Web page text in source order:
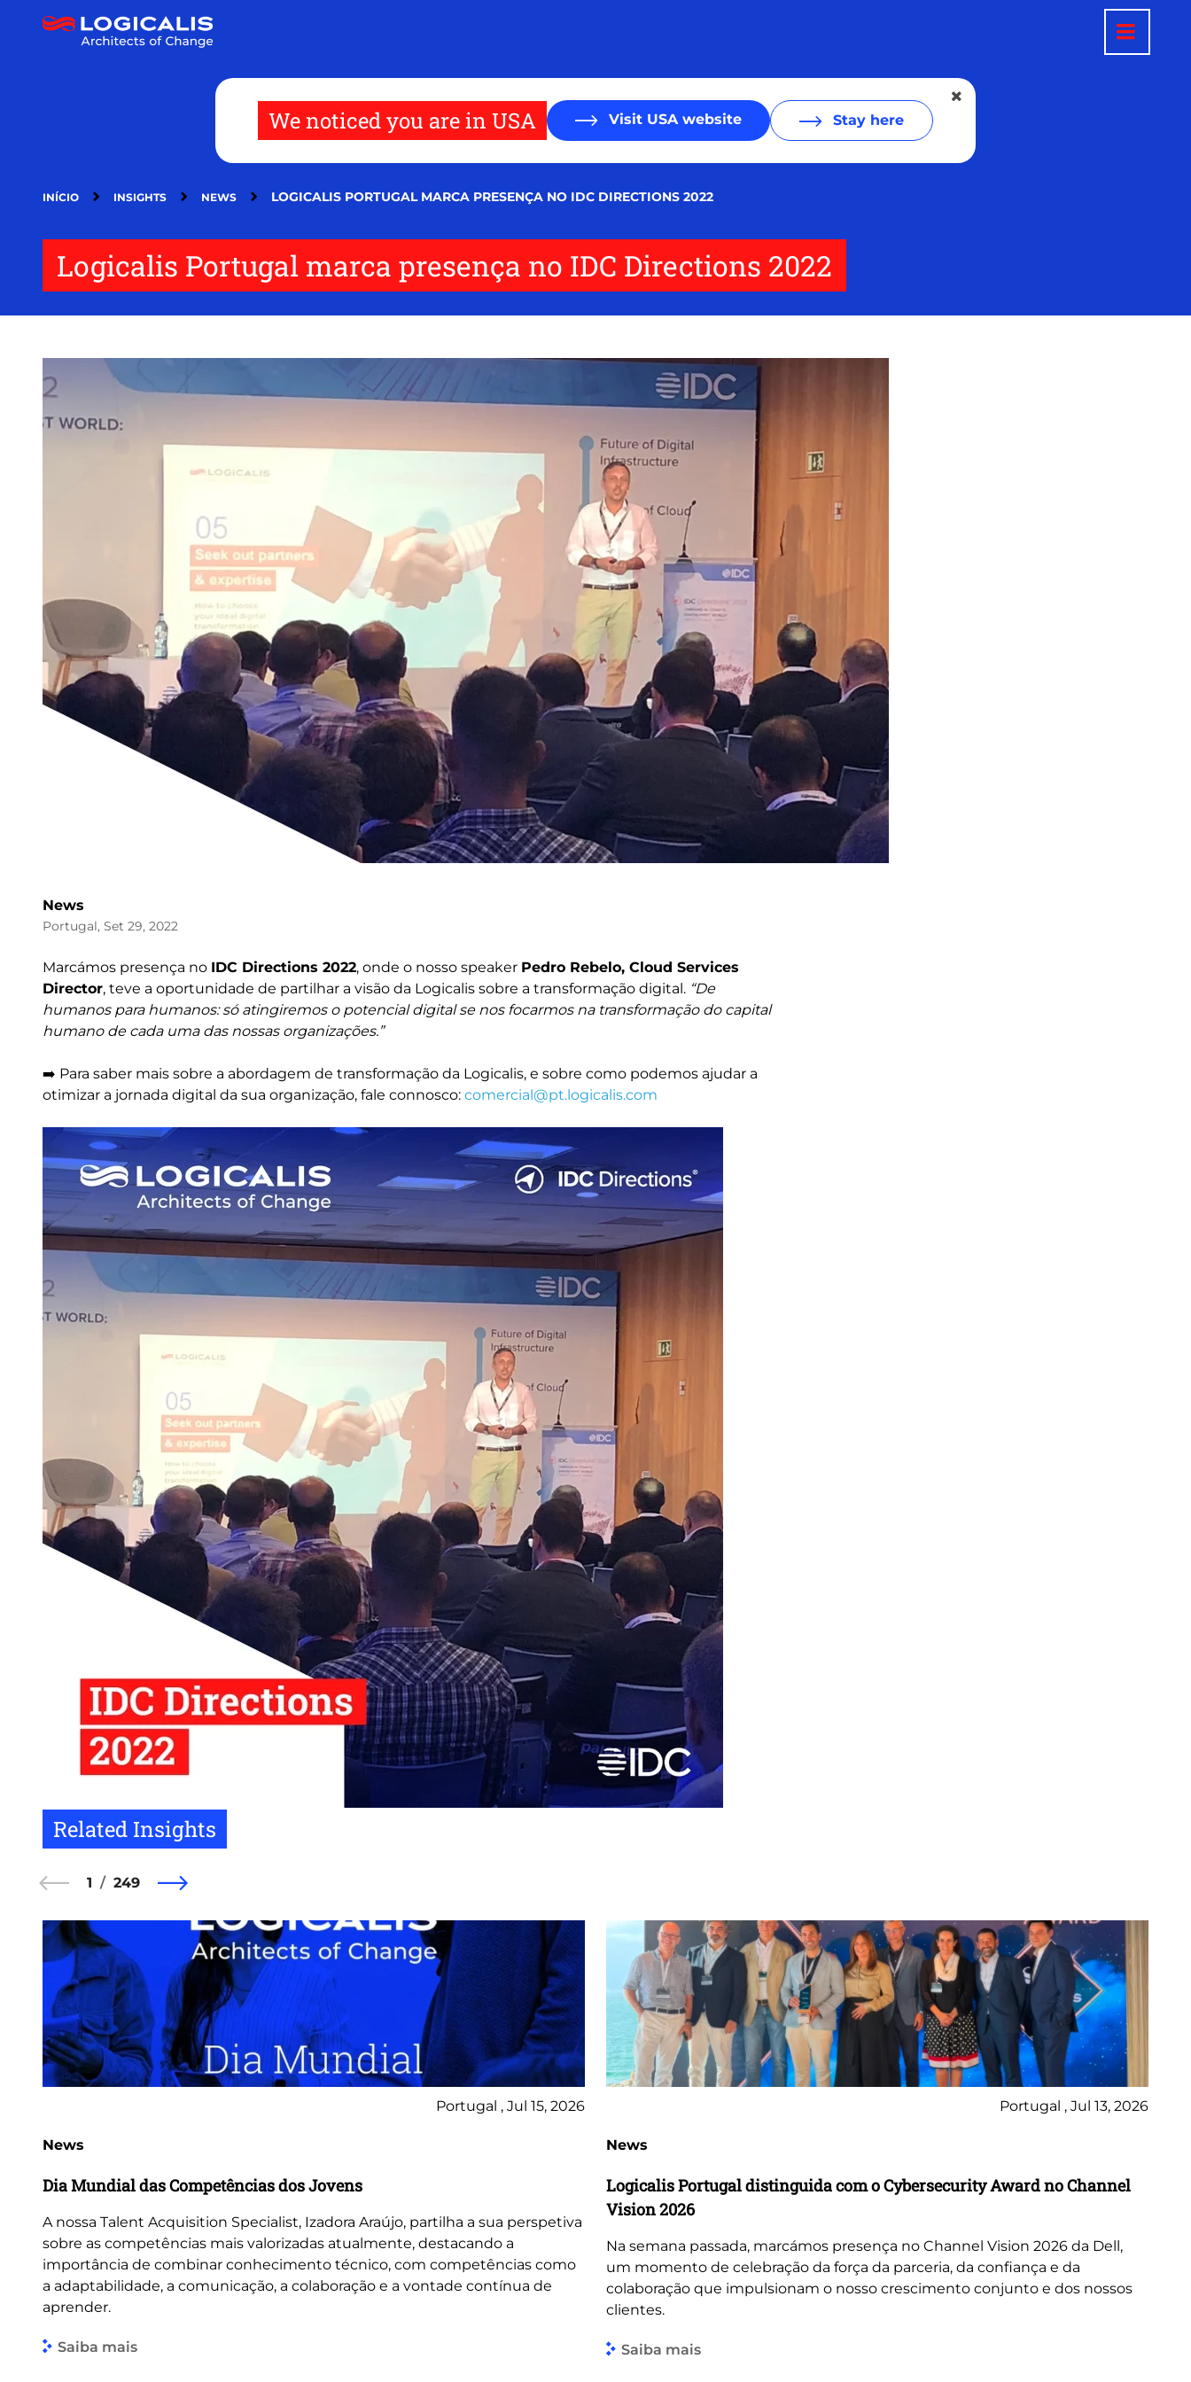
We noticed you are in USA Visit USA website Stay here
INÍCIO INSIGHTS NEWS LOGICALIS PORTUGAL MARCA PRESENÇA NO IDC DIRECTIONS 2022
Logicalis Portugal marca presença no IDC Directions 2022
News
Portugal, Set 29, 2022
Marcámos presença no IDC Directions 2022, onde o nosso speaker Pedro Rebelo, Cloud Services
Director, teve a oportunidade de partilhar a visão da Logicalis sobre a transformação digital. “De
humanos para humanos: só atingiremos o potencial digital se nos focarmos na transformação do capital
humano de cada uma das nossas organizações.”
➡️ Para saber mais sobre a abordagem de transformação da Logicalis, e sobre como podemos ajudar a
otimizar a jornada digital da sua organização, fale connosco: comercial@pt.logicalis.com
Image
Related Insights
1 249
Portugal , Jul 15, 2026
News
Dia Mundial das Competências dos Jovens
A nossa Talent Acquisition Specialist, Izadora Araújo, partilha a sua perspetiva
sobre as competências mais valorizadas atualmente, destacando a
importância de combinar conhecimento técnico, com competências como
a adaptabilidade, a comunicação, a colaboração e a vontade contínua de
aprender.
Saiba mais
Portugal , Jul 13, 2026
News
Logicalis Portugal distinguida com o Cybersecurity Award no Channel
Vision 2026
Na semana passada, marcámos presença no Channel Vision 2026 da Dell,
um momento de celebração da força da parceria, da confiança e da
colaboração que impulsionam o nosso crescimento conjunto e dos nossos
clientes.
Saiba mais